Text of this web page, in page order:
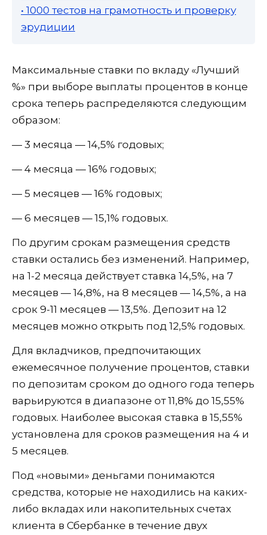
• 1000 тестов на грамотность и проверку
эрудиции
Максимальные ставки по вкладу «Лучший
%» при выборе выплаты процентов в конце
срока теперь распределяются следующим
образом:
— 3 месяца — 14,5% годовых;
— 4 месяца — 16% годовых;
— 5 месяцев — 16% годовых;
— 6 месяцев — 15,1% годовых.
По другим срокам размещения средств
ставки остались без изменений. Например,
на 1-2 месяца действует ставка 14,5%, на 7
месяцев — 14,8%, на 8 месяцев — 14,5%, а на
срок 9-11 месяцев — 13,5%. Депозит на 12
месяцев можно открыть под 12,5% годовых.
Для вкладчиков, предпочитающих
ежемесячное получение процентов, ставки
по депозитам сроком до одного года теперь
варьируются в диапазоне от 11,8% до 15,55%
годовых. Наиболее высокая ставка в 15,55%
установлена для сроков размещения на 4 и
5 месяцев.
Под «новыми» деньгами понимаются
средства, которые не находились на каких-
либо вкладах или накопительных счетах
клиента в Сбербанке в течение двух